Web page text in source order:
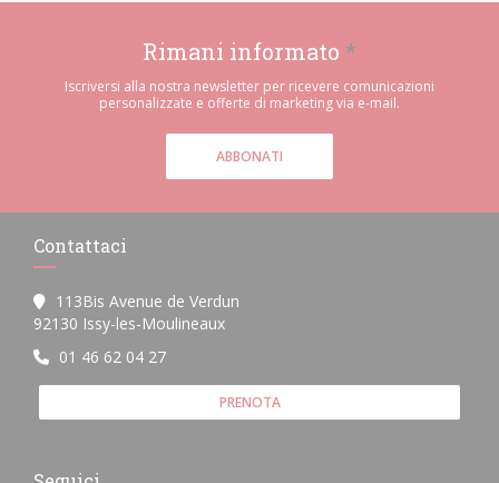
Rimani informato *
Iscriversi alla nostra newsletter per ricevere comunicazioni
personalizzate e offerte di marketing via e-mail.
ABBONATI
Contattaci
113Bis Avenue de Verdun
92130 Issy-les-Moulineaux((apre una nuova finestra))
01 46 62 04 27
PRENOTA